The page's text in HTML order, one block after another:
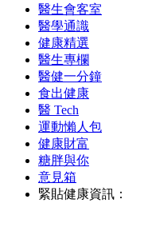
醫生會客室
醫學通識
健康精選
醫生專欄
醫健一分鐘
食出健康
醫 Tech
運動懶人包
健康財富
糖胖與你
意見箱
緊貼健康資訊：